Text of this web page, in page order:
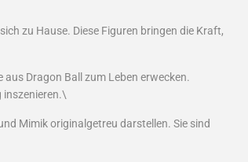
zu Hause. Diese Figuren bringen die Kraft,
Dragon Ball zum Leben erwecken.
inszenieren.\
Mimik originalgetreu darstellen. Sie sind